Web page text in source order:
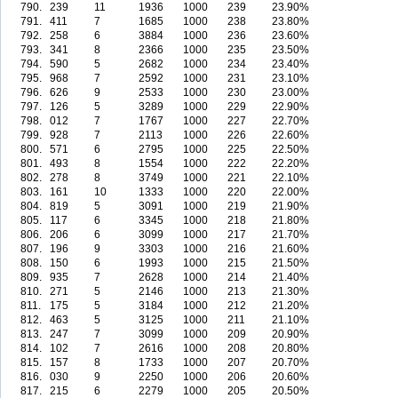
790.
239 11 1936 1000 239
23.90%
791.
411 7 1685 1000 238
23.80%
792.
258 6 3884 1000 236
23.60%
793.
341 8 2366 1000 235
23.50%
794.
590 5 2682 1000 234
23.40%
795.
968 7 2592 1000 231
23.10%
796.
626 9 2533 1000 230
23.00%
797.
126 5 3289 1000 229
22.90%
798.
012 7 1767 1000 227
22.70%
799.
928 7 2113 1000 226
22.60%
800.
571 6 2795 1000 225
22.50%
801.
493 8 1554 1000 222
22.20%
802.
278 8 3749 1000 221
22.10%
803.
161 10 1333 1000 220
22.00%
804.
819 5 3091 1000 219
21.90%
805.
117 6 3345 1000 218
21.80%
806.
206 6 3099 1000 217
21.70%
807.
196 9 3303 1000 216
21.60%
808.
150 6 1993 1000 215
21.50%
809.
935 7 2628 1000 214
21.40%
810.
271 5 2146 1000 213
21.30%
811.
175 5 3184 1000 212
21.20%
812.
463 5 3125 1000 211
21.10%
813.
247 7 3099 1000 209
20.90%
814.
102 7 2616 1000 208
20.80%
815.
157 8 1733 1000 207
20.70%
816.
030 9 2250 1000 206
20.60%
817.
215 6 2279 1000 205
20.50%